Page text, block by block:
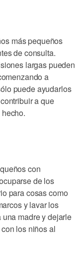
más pequeños
de consulta.
largas pueden
a
puede ayudarlos
a que
con
de los
para cosas como
y lavar los
madre y dejarle
los niños al